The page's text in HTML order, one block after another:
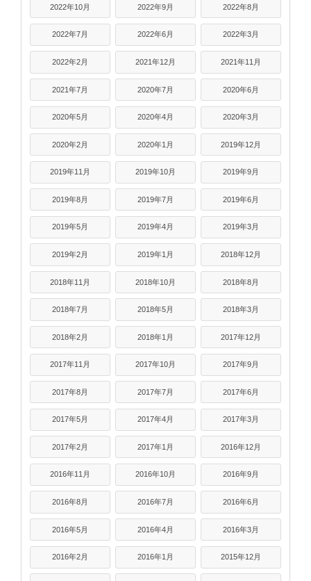
2022年10月 2022年9月 2022年8月
2022年7月 2022年6月 2022年3月
2022年2月 2021年12月 2021年11月
2021年7月 2020年7月 2020年6月
2020年5月 2020年4月 2020年3月
2020年2月 2020年1月 2019年12月
2019年11月 2019年10月 2019年9月
2019年8月 2019年7月 2019年6月
2019年5月 2019年4月 2019年3月
2019年2月 2019年1月 2018年12月
2018年11月 2018年10月 2018年8月
2018年7月 2018年5月 2018年3月
2018年2月 2018年1月 2017年12月
2017年11月 2017年10月 2017年9月
2017年8月 2017年7月 2017年6月
2017年5月 2017年4月 2017年3月
2017年2月 2017年1月 2016年12月
2016年11月 2016年10月 2016年9月
2016年8月 2016年7月 2016年6月
2016年5月 2016年4月 2016年3月
2016年2月 2016年1月 2015年12月